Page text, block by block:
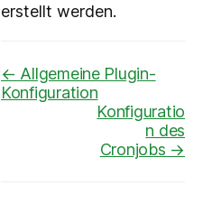
erstellt werden.
Navigation
← Allgemeine Plugin-
Konfiguration
Konfiguratio
n des
Cronjobs →